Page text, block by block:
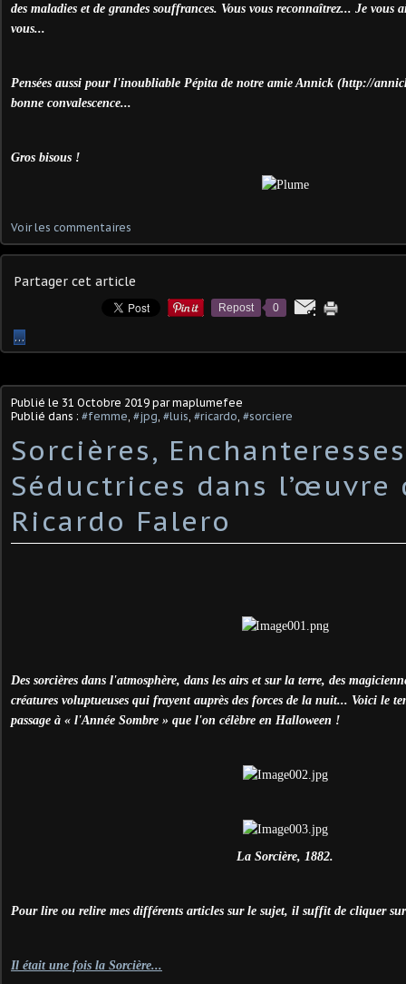
des maladies et de grandes souffrances. Vous vous reconnaîtrez... Je vous
vous...
Pensées aussi pour l'inoubliable Pépita de notre amie Annick (http://
bonne convalescence...
Gros bisous !
Voir les commentaires
Partager cet article
Repost 0
…
Publié le 31 Octobre 2019 par maplumefee
Publié dans : #femme #jpg #luis #ricardo #sorciere
Sorcières,
Séductrices dans l’œuvre
Ricardo Falero
Des sorcières dans l'atmosphère, dans les airs et sur la terre, des
créatures voluptueuses qui frayent auprès des forces de la nuit... Voici le
passage à « l'Année Sombre » que l'on célèbre en Halloween !
La Sorcière, 1882.
Pour lire ou relire mes différents articles sur le sujet, il suffit de cliquer sur
Il était une fois la Sorcière...